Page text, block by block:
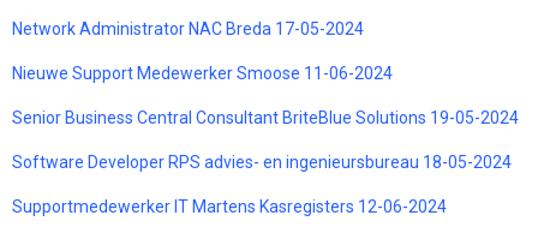
Network Administrator NAC Breda 17-05-2024
Nieuwe Support Medewerker Smoose 11-06-2024
Senior Business Central Consultant BriteBlue Solutions 19-05-2024
Software Developer RPS advies- en ingenieursbureau 18-05-2024
Supportmedewerker IT Martens Kasregisters 12-06-2024